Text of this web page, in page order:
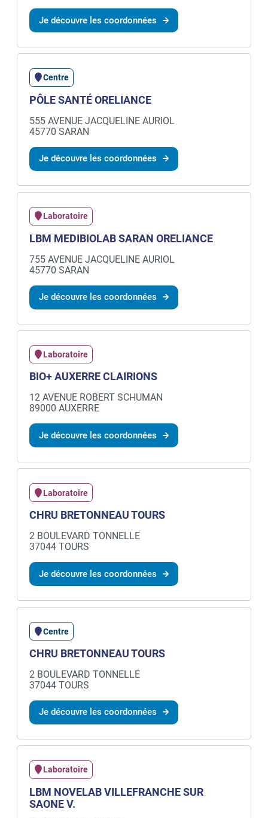
Je découvre les coordonnées
Centre
PÔLE SANTÉ ORELIANCE
555 AVENUE JACQUELINE AURIOL
45770 SARAN
Je découvre les coordonnées
Laboratoire
LBM MEDIBIOLAB SARAN ORELIANCE
755 AVENUE JACQUELINE AURIOL
45770 SARAN
Je découvre les coordonnées
Laboratoire
BIO+ AUXERRE CLAIRIONS
12 AVENUE ROBERT SCHUMAN
89000 AUXERRE
Je découvre les coordonnées
Laboratoire
CHRU BRETONNEAU TOURS
2 BOULEVARD TONNELLE
37044 TOURS
Je découvre les coordonnées
Centre
CHRU BRETONNEAU TOURS
2 BOULEVARD TONNELLE
37044 TOURS
Je découvre les coordonnées
Laboratoire
LBM NOVELAB VILLEFRANCHE SUR
SAONE V.